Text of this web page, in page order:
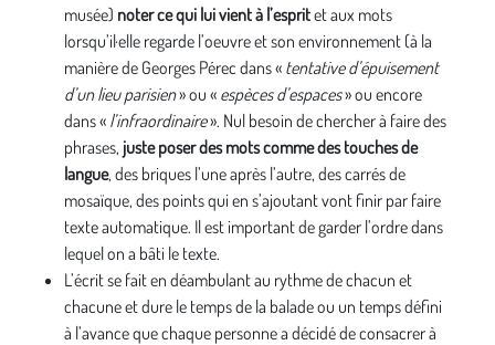
musée) noter ce qui lui vient à l’espritet aux mots
lorsqu’il·elle regarde l’oeuvre et son environnement (à la
manière de Georges Pérec dans « tentative d’épuisement
d’un lieu parisien» ou « espèces d’espaces» ou encore
dans « l’infraordinaire». Nul besoin de chercher à faire des
phrases, juste poser des mots comme des touches de
langue, des briques l’une après l’autre, des carrés de
mosaïque, des points qui en s’ajoutant vont finir par faire
texte automatique. Il est important de garder l’ordre dans
lequel on a bâti le texte.
L’écrit se fait en déambulant au rythme de chacun et
chacune et dure le temps de la balade ou un temps défini
à l’avance que chaque personne a décidé de consacrer à